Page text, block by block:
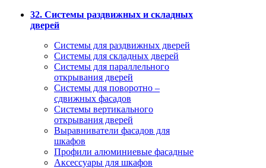
32. Системы раздвижных и складных
дверей
Системы для раздвижных дверей
Системы для складных дверей
Системы для параллельного
открывания дверей
Системы для поворотно –
сдвижных фасадов
Системы вертикального
открывания дверей
Выравниватели фасадов для
шкафов
Профили алюминиевые фасадные
Аксессуары для шкафов